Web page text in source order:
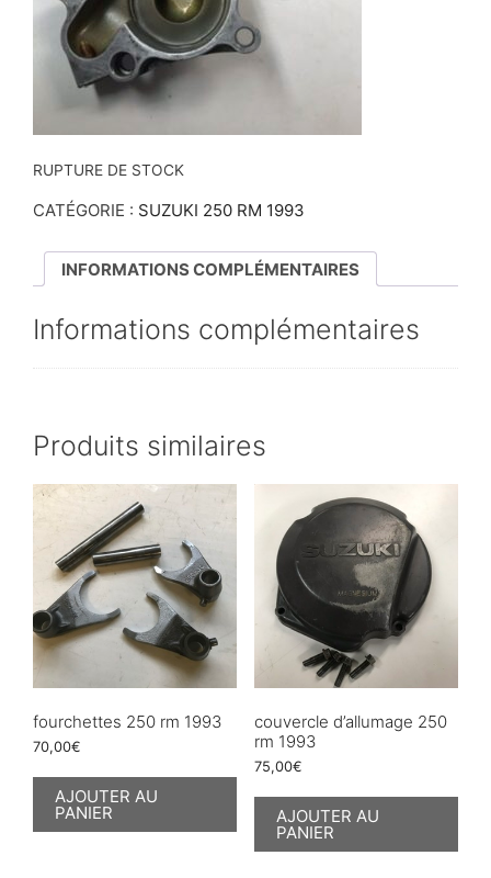
RUPTURE DE STOCK
CATÉGORIE : SUZUKI 250 RM 1993
INFORMATIONS COMPLÉMENTAIRES
Informations complémentaires
Produits similaires
fourchettes 250 rm 1993
70,00€
AJOUTER AU
PANIER
couvercle d’allumage 250
rm 1993
75,00€
AJOUTER AU
PANIER